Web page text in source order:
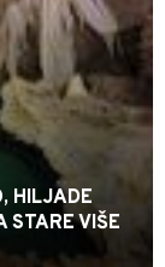
HILJADE
STARE VIŠE